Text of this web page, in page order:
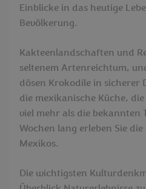
Einblicke in das heutige
Bevölkerung.
Kakteenlandschaften und
seltenem Artenreichtum,
dösen Krokodile in sicherer
die mexikanische Küche,
viel mehr als die bekannten
Wochen lang erleben Sie
Mexikos.
Die wichtigsten